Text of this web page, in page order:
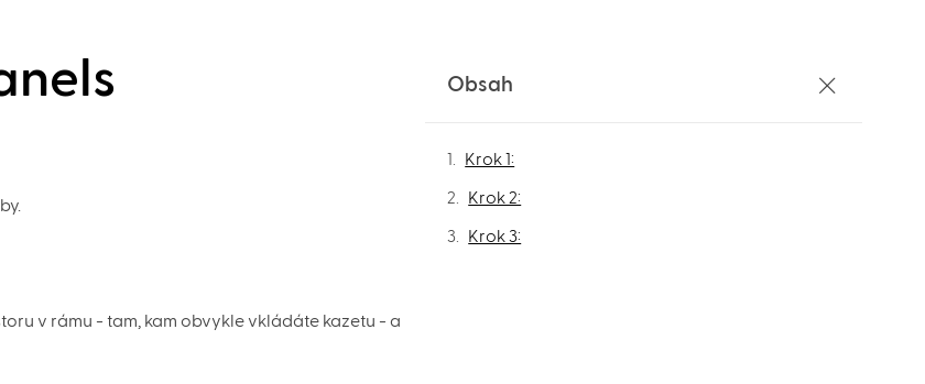
v rámu - tam, kam obvykle vkládáte kazetu - a
Obsah
Krok 1:
Krok 2:
Krok 3: